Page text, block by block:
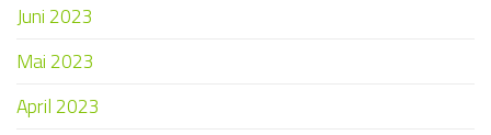
Juni 2023
Mai 2023
April 2023